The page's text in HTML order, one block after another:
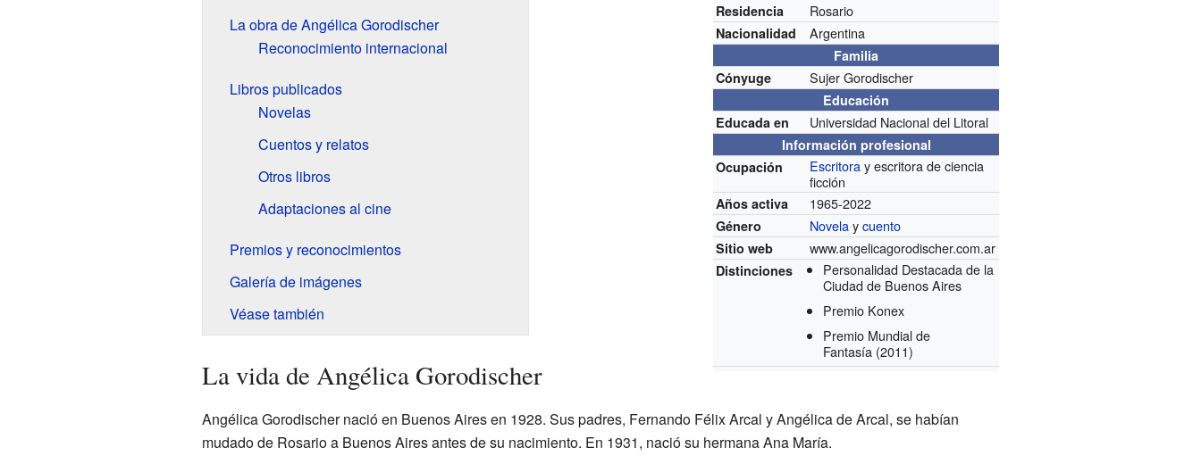
Residencia Rosario
Nacionalidad Argentina
Familia
Cónyuge
Sujer Gorodischer
Educación
Educada en
Universidad Nacional del Litoral
Información profesional
Ocupación
Escritoray escritora de ciencia
ficción
Años activa 1965-2022
Género Novelaycuento
Sitio web www.angelicagorodischer.com.ar
Distinciones
Personalidad Destacada de la
Ciudad de Buenos Aires
Premio Konex
Premio Mundial de
Fantasía (2011)
La obra de Angélica Gorodischer
Reconocimiento internacional
Libros publicados
Novelas
Cuentos y relatos
Otros libros
Adaptaciones al cine
Premios y reconocimientos
Galería de imágenes
Véase también
La vida de Angélica Gorodischer
Angélica Gorodischer nació en Buenos Aires en 1928. Sus padres, Fernando Félix Arcal y Angélica de Arcal, se habían
mudado de Rosario a Buenos Aires antes de su nacimiento. En 1931, nació su hermana Ana María.